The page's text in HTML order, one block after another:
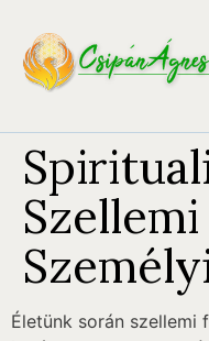
Életünk során szellemi